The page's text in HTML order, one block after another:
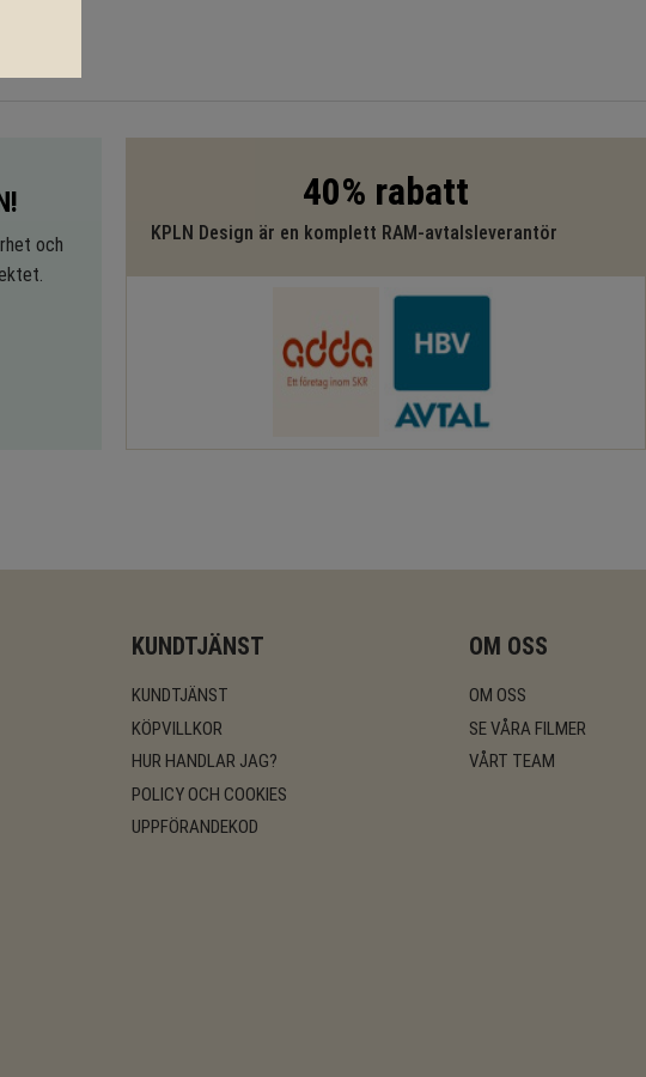
och
40% rabatt
KPLN Design är en komplett RAM-avtalsleverantör
KUNDTJÄNST
KUNDTJÄNST
KÖPVILLKOR
HUR HANDLAR JAG?
POLICY OCH COOKIES
UPPFÖRANDEKOD
OM OSS
OM OSS
SE VÅRA FILMER
VÅRT TEAM